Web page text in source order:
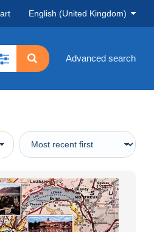
English (United Kingdom)
Advanced search